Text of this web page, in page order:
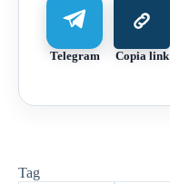
Telegram Copia link
Tag